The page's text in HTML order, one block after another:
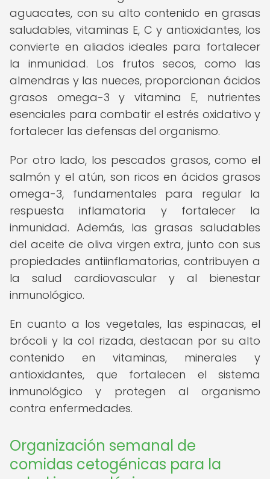
aguacates, con su alto contenido en grasas
saludables, vitaminas E, C y antioxidantes, los
convierte en aliados ideales para fortalecer
la inmunidad. Los frutos secos, como las
almendras y las nueces, proporcionan ácidos
grasos omega-3 y vitamina E, nutrientes
esenciales para combatir el estrés oxidativo y
fortalecer las defensas del organismo.
Por otro lado, los pescados grasos, como el
salmón y el atún, son ricos en ácidos grasos
omega-3, fundamentales para regular la
respuesta inflamatoria y fortalecer la
inmunidad. Además, las grasas saludables
del aceite de oliva virgen extra, junto con sus
propiedades antiinflamatorias, contribuyen a
la salud cardiovascular y al bienestar
inmunológico.
En cuanto a los vegetales, las espinacas, el
brócoli y la col rizada, destacan por su alto
contenido en vitaminas, minerales y
antioxidantes, que fortalecen el sistema
inmunológico y protegen al organismo
contra enfermedades.
Organización semanal de
comidas cetogénicas para la